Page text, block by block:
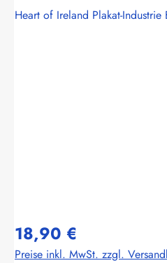
Heart of Ireland Plakat-Industrie
18,90 €
Preise inkl. MwSt. zzgl.